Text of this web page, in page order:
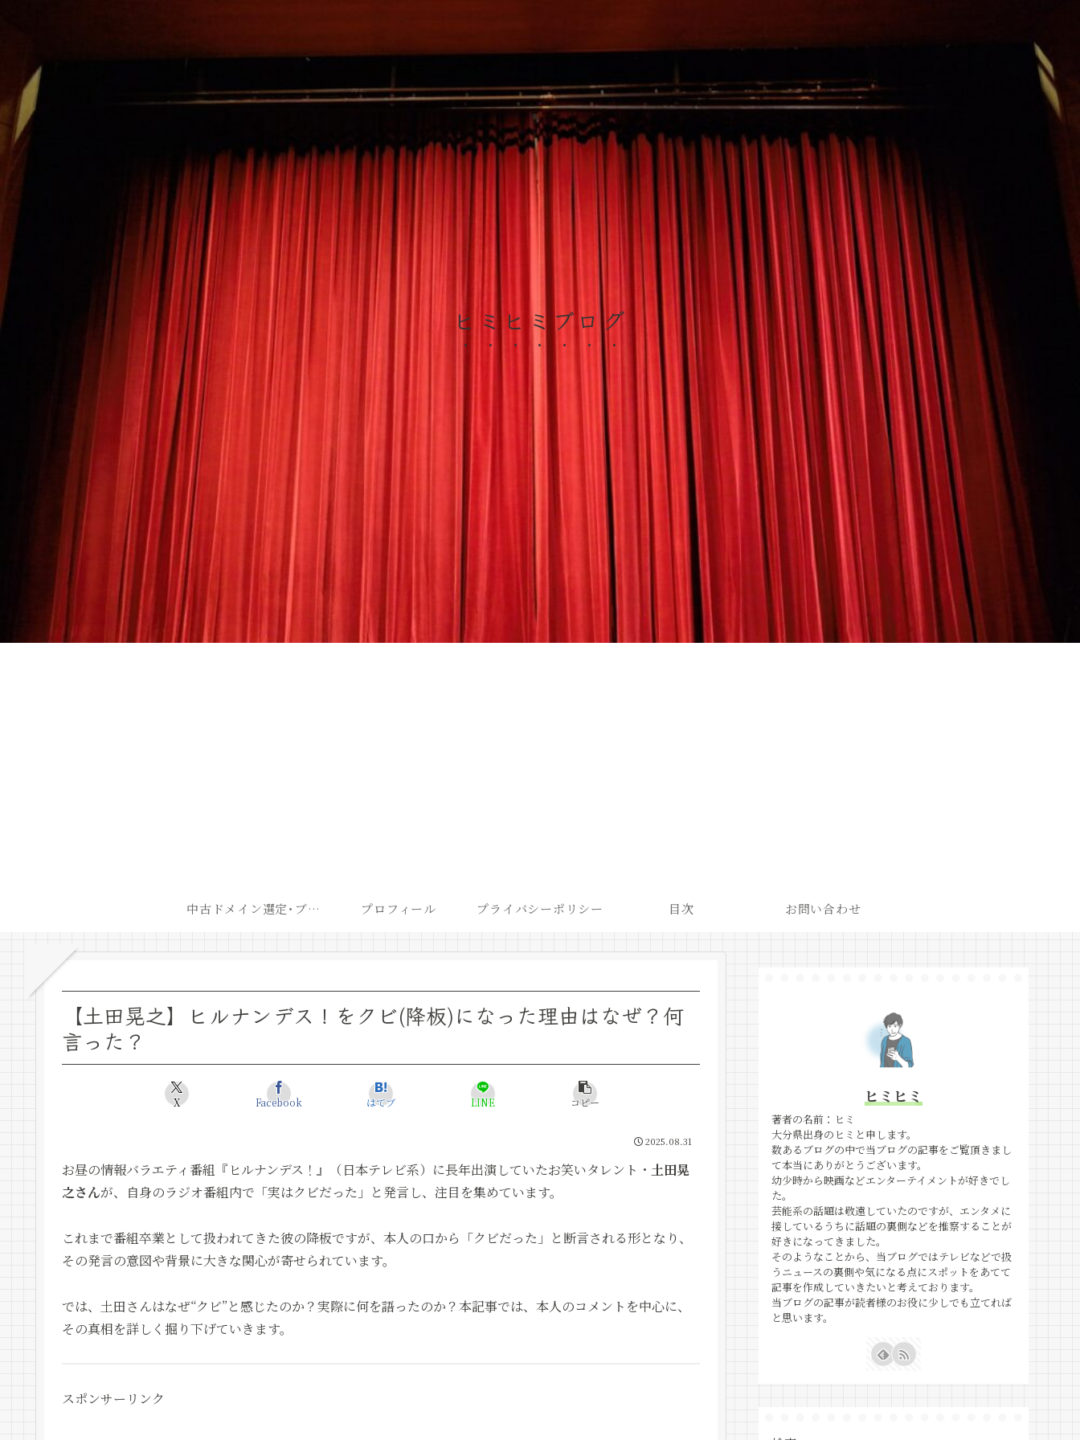
ヒミヒミブログ
中古ドメイン選定･ブログ開設後最短での収益化戦略 プロフィール プライバシーポリシー 目次 お問い合わせ
【土田晃之】ヒルナンデス！をクビ(降板)になった理由はなぜ？何
言った？
X Facebook はてブ LINE コピー
2025.08.31
お昼の情報バラエティ番組『ヒルナンデス！』（日本テレビ系）に長年出演していたお笑いタレント・ 土田晃
之さんが、自身のラジオ番組内で「実はクビだった」と発言し、注目を集めています。
これまで番組卒業として扱われてきた彼の降板ですが、本人の口から「クビだった」と断言される形となり、
その発言の意図や背景に大きな関心が寄せられています。
では、土田さんはなぜ“クビ”と感じたのか？実際に何を語ったのか？本記事では、本人のコメントを中心に、
その真相を詳しく掘り下げていきます。
スポンサーリンク
ヒミヒミ
著者の名前：ヒミ
大分県出身のヒミと申します。
数あるブログの中で当ブログの記事をご覧頂きまし
て本当にありがとうございます。
幼少時から映画などエンターテイメントが好きでし
た。
芸能系の話題は敬遠していたのですが、エンタメに
接しているうちに話題の裏側などを推察することが
好きになってきました。
そのようなことから、当ブログではテレビなどで扱
うニュースの裏側や気になる点にスポットをあてて
記事を作成していきたいと考えております。
当ブログの記事が読者様のお役に少しでも立てれば
と思います。